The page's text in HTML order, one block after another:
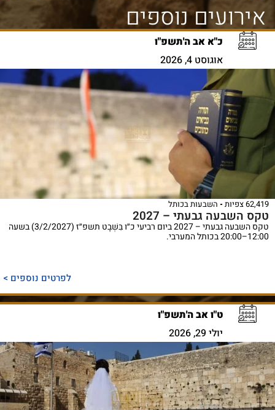
אירועים נוספים
כ"א אב ה'תשפ"ו
אוגוסט 4, 2026
62,419 צפיות השבעות בכותל
טקס השבעה גבעתי – 2027
טקס השבעה גבעתי – 2027 ביום רביעי כ״ו בִּשְׁבָט תשפ״ז (3/2/2027) בשעה
12:00–20:00 בכותל המערבי.
לפרטים נוספים >
ט"ו אב ה'תשפ"ו
יולי 29, 2026